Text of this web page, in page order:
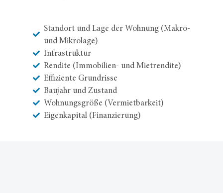
Standort und Lage der Wohnung (Makro-
und Mikrolage)
Infrastruktur
Rendite (Immobilien- und Mietrendite)
Effiziente Grundrisse
Baujahr und Zustand
Wohnungsgröße (Vermietbarkeit)
Eigenkapital (Finanzierung)